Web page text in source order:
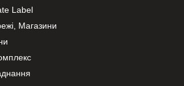
Label
Магазини